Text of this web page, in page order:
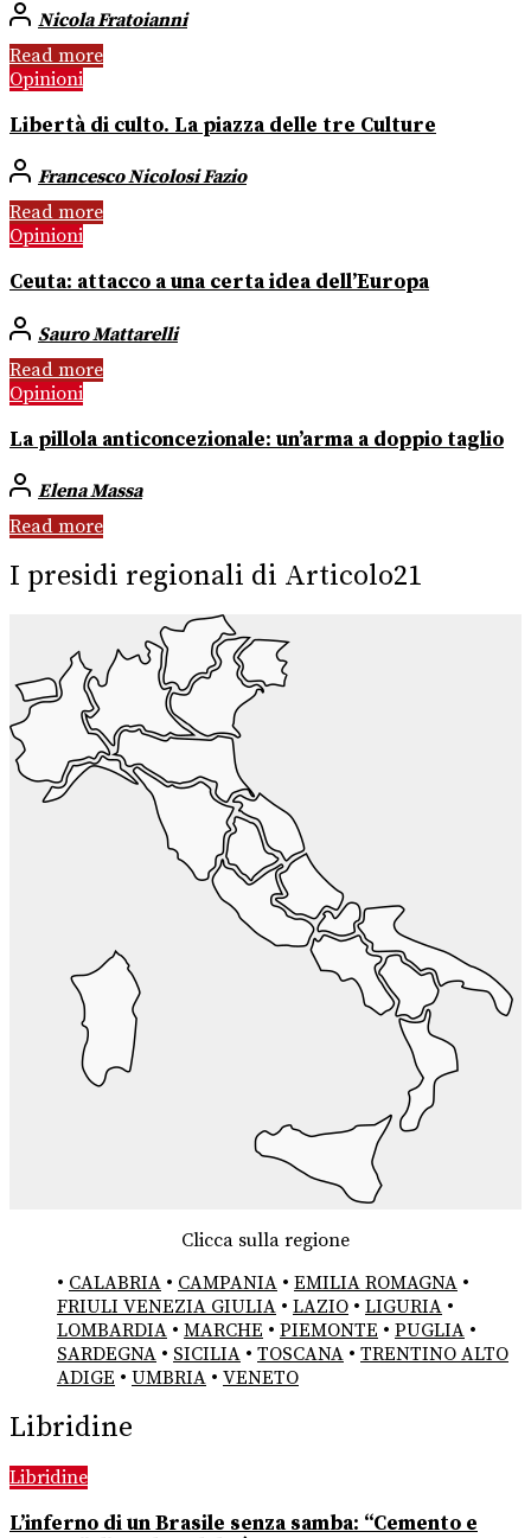
Nicola Fratoianni
Read more
Opinioni
Libertà di culto. La piazza delle tre Culture
Francesco Nicolosi Fazio
Read more
Opinioni
Ceuta: attacco a una certa idea dell’Europa
Sauro Mattarelli
Read more
Opinioni
La pillola anticoncezionale: un’arma a doppio taglio
Elena Massa
Read more
I presidi regionali di Articolo21
Clicca sulla regione
• CALABRIA • CAMPANIA • EMILIA ROMAGNA •
FRIULI VENEZIA GIULIA • LAZIO • LIGURIA •
LOMBARDIA • MARCHE • PIEMONTE • PUGLIA •
SARDEGNA • SICILIA • TOSCANA • TRENTINO ALTO
ADIGE • UMBRIA • VENETO
Libridine
Libridine
L’inferno di un Brasile senza samba: “Cemento e